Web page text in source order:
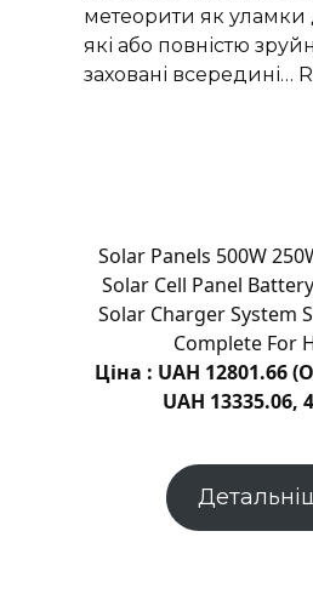
метеорити як уламки
які або повністю
заховані всередині…
Solar Panels 500W
Solar Cell Panel
Solar Charger System
Complete For
Ціна : UAH 12801.66
UAH 13335.06,